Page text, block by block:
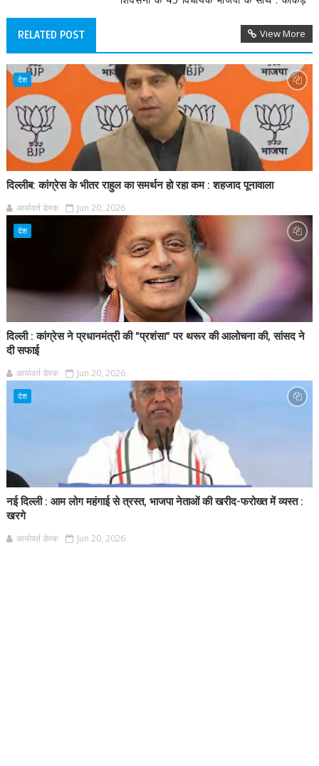
RELATED POST View More
देश
दिल्लीब: कांग्रेस के भीतर राहुल का समर्थन हो रहा कम : शहजाद पूनावाला
आर्यावर्त डेस्क Jun 20, 2026
देश
दिल्ली : कांग्रेस ने प्रधानमंत्री की "प्रशंसा" पर थरूर की आलोचना की, सांसद ने
दी सफाई
आर्यावर्त डेस्क Jun 20, 2026
देश
नई दिल्ली : आम लोग महंगाई से त्रस्त, भाजपा नेताओं की खरीद-फरोख्त में व्यस्त :
खरगे
आर्यावर्त डेस्क Jun 20, 2026